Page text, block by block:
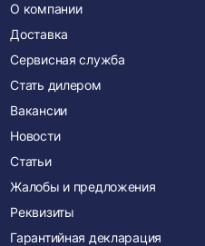
О компании
Доставка
Сервисная служба
Стать дилером
Вакансии
Новости
Статьи
Жалобы и предложения
Реквизиты
Гарантийная декларация